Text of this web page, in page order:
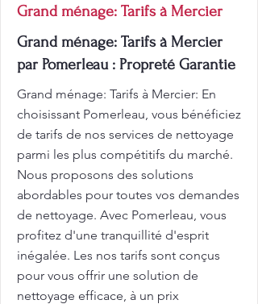
Grand ménage: Tarifs à Mercier
Grand ménage: Tarifs à Mercier
par Pomerleau : Propreté Garantie
Grand ménage: Tarifs à Mercier: En
choisissant Pomerleau, vous bénéficiez
de tarifs de nos services de nettoyage
parmi les plus compétitifs du marché.
Nous proposons des solutions
abordables pour toutes vos demandes
de nettoyage. Avec Pomerleau, vous
profitez d'une tranquillité d'esprit
inégalée. Les nos tarifs sont conçus
pour vous offrir une solution de
nettoyage efficace, à un prix